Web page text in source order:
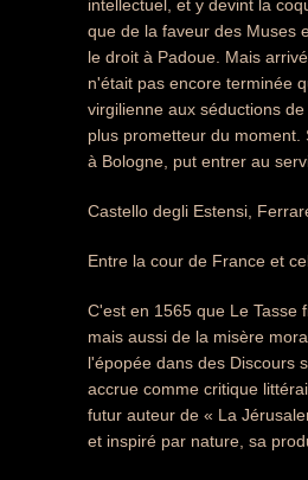
intellectuel, et y devint la
que de la faveur des Muses
le droit à Padoue. Mais
n'était pas encore terminée
virgilienne aux séductions
plus prometteur du
à Bologne, put entrer au
Castello degli Estensi,
Entre la cour de France et
C'est en 1565 que Le Tasse
mais aussi de la misère
l'épopée dans des Discours
accrue comme critique
futur auteur de « La
et inspiré par nature, sa